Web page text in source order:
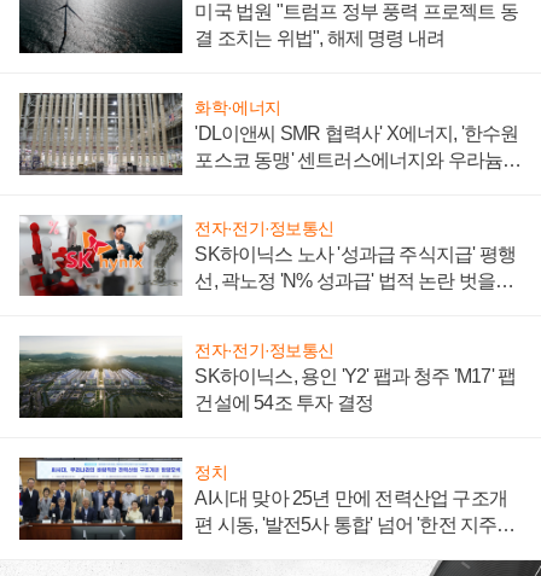
미국 법원 "트럼프 정부 풍력 프로젝트 동
결 조치는 위법", 해제 명령 내려
화학·에너지
'DL이앤씨 SMR 협력사' X에너지, '한수원
포스코 동맹' 센트러스에너지와 우라늄
전자·전기·정보통신
SK하이닉스 노사 '성과급 주식지급' 평행
선, 곽노정 'N% 성과급' 법적 논란 벗을지
전자·전기·정보통신
SK하이닉스, 용인 'Y2' 팹과 청주 'M17' 팹
건설에 54조 투자 결정
정치
AI시대 맞아 25년 만에 전력산업 구조개
편 시동, '발전5사 통합' 넘어 '한전 지주사'